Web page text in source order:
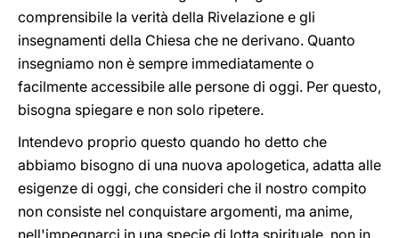
comprensibile la verità della Rivelazione e gli
insegnamenti della Chiesa che ne derivano. Quanto
insegniamo non è sempre immediatamente o
facilmente accessibile alle persone di oggi. Per questo,
bisogna spiegare e non solo ripetere.
Intendevo proprio questo quando ho detto che
abbiamo bisogno di una nuova apologetica, adatta alle
esigenze di oggi, che consideri che il nostro compito
non consiste nel conquistare argomenti, ma anime,
nell'impegnarci in una specie di lotta spirituale, non in